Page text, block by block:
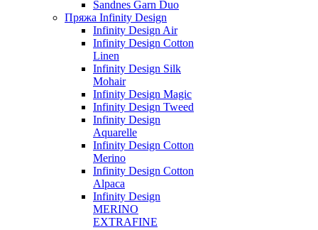
Sandnes Garn Duo
Пряжа Infinity Design
Infinity Design Air
Infinity Design Cotton
Linen
Infinity Design Silk
Mohair
Infinity Design Magic
Infinity Design Tweed
Infinity Design
Aquarelle
Infinity Design Cotton
Merino
Infinity Design Cotton
Alpaca
Infinity Design
MERINO
EXTRAFINE